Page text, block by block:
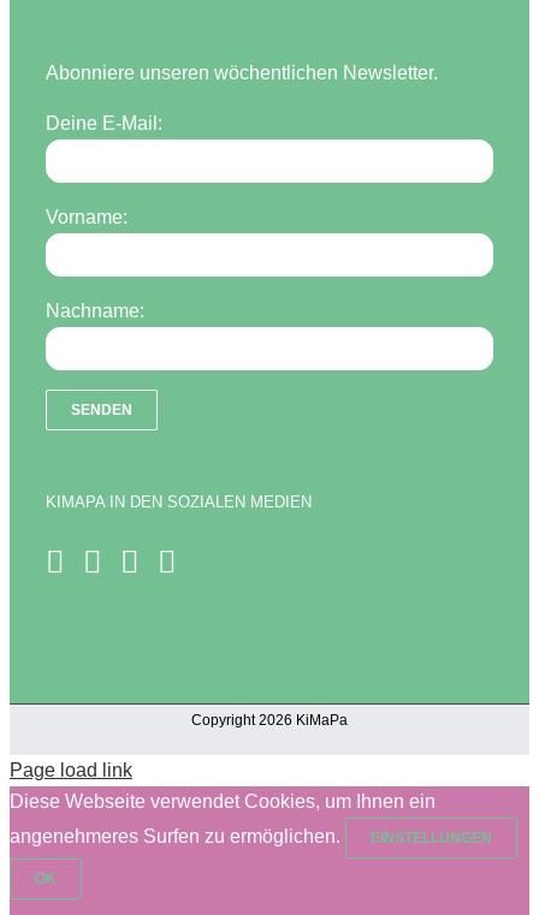
Abonniere unseren wöchentlichen Newsletter.
Deine E-Mail:
Vorname:
Nachname:
KIMAPA IN DEN SOZIALEN MEDIEN
Copyright 2026 KiMaPa
Page load link
Diese Webseite verwendet Cookies, um Ihnen ein
angenehmeres Surfen zu ermöglichen.
EINSTELLUNGEN
OK